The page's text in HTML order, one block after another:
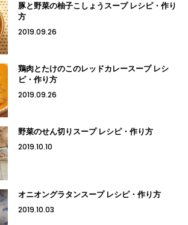
豚と野菜の柚子こしょうスープ レシピ・作り
方
2019.09.26
鶏肉とたけのこのレッドカレースープ レシ
ピ・作り方
2019.09.26
野菜のせん切りスープ レシピ・作り方
2019.10.10
オニオングラタンスープ レシピ・作り方
2019.10.03